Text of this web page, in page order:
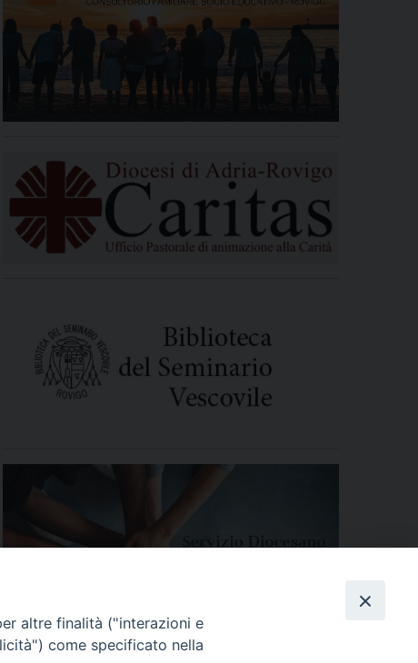
altre finalità ("interazioni e
come specificato nella